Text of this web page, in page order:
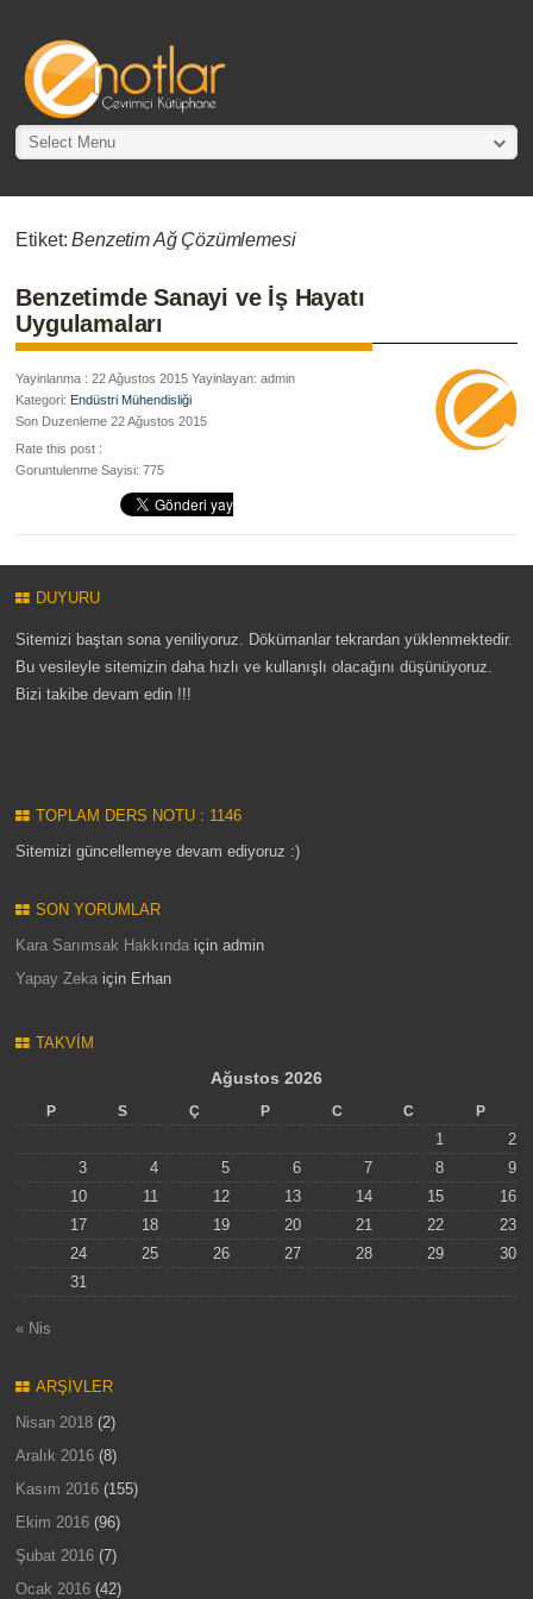
Select Menu
Etiket:Benzetim Ağ Çözümlemesi
Benzetimde Sanayi ve İş Hayatı
Uygulamaları
Yayinlanma : 22 Ağustos 2015 Yayinlayan: admin
Kategori: Endüstri Mühendisliği
Son Duzenleme 22 Ağustos 2015
Rate this post :
Goruntulenme Sayisi: 775
DUYURU
Sitemizi baştan sona yeniliyoruz. Dökümanlar tekrardan yüklenmektedir.
Bu vesileyle sitemizin daha hızlı ve kullanışlı olacağını düşünüyoruz.
Bizi takibe devam edin !!!
TOPLAM DERS NOTU : 1146
Sitemizi güncellemeye devam ediyoruz :)
SON YORUMLAR
Kara Sarımsak Hakkında içinadmin
Yapay Zeka için Erhan
TAKVIM
Ağustos 2026
P S Ç P C C P
1
2
3
4 5 6 7 8
9
10
11 12 13 14 15
16
17
18 19 20 21 22
23
24
25 26 27 28 29
30
31
« Nis
ARŞIVLER
Nisan 2018 (2)
Aralık 2016 (8)
Kasım 2016 (155)
Ekim 2016 (96)
Şubat 2016 (7)
Ocak 2016 (42)